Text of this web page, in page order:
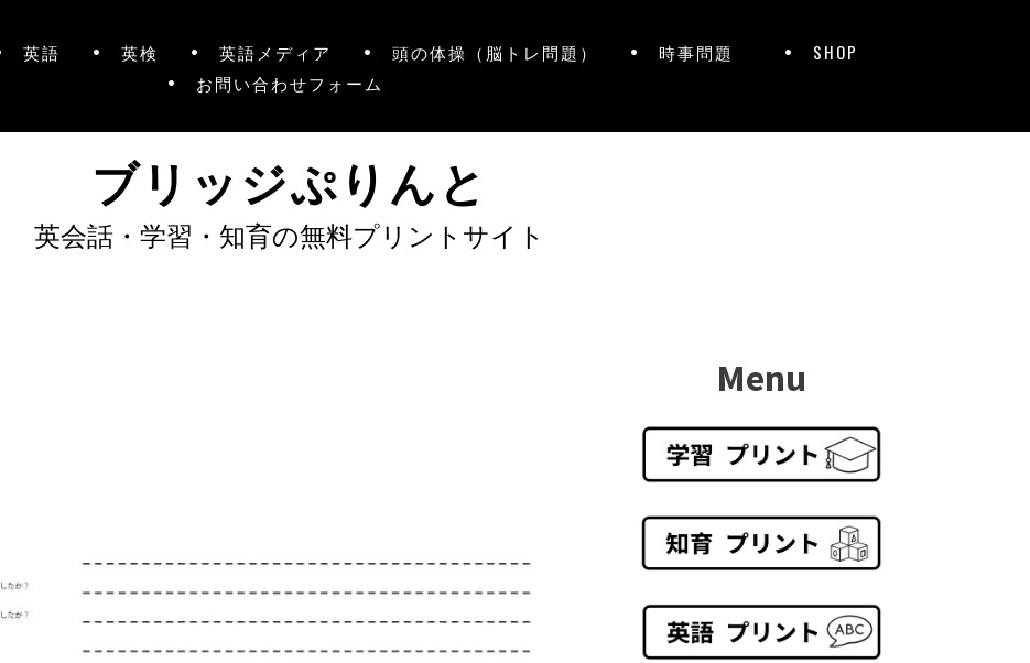
英語 英検 英語メディア 頭の体操（脳トレ問題） 時事問題
SHOP
お問い合わせフォーム
ブリッジぷりんと
英会話・学習・知育の無料プリントサイト
Menu